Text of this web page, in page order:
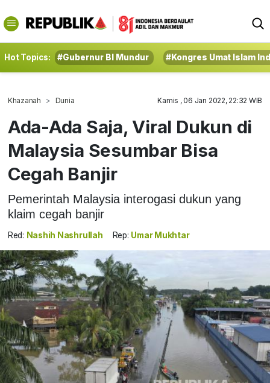
Hot Topics: #Gubernur BI Mundur #Kongres Umat Islam
Khazanah Dunia Kamis , 06 Jan 2022, 22:32 WIB
Ada-Ada Saja, Viral Dukun di
Malaysia Sesumbar Bisa
Cegah Banjir
Pemerintah Malaysia interogasi dukun yang
klaim cegah banjir
Red: Nashih Nashrullah Rep: Umar Mukhtar